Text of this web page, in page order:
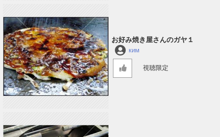
お好み焼き屋さんのガヤ１
ким
視聴限定